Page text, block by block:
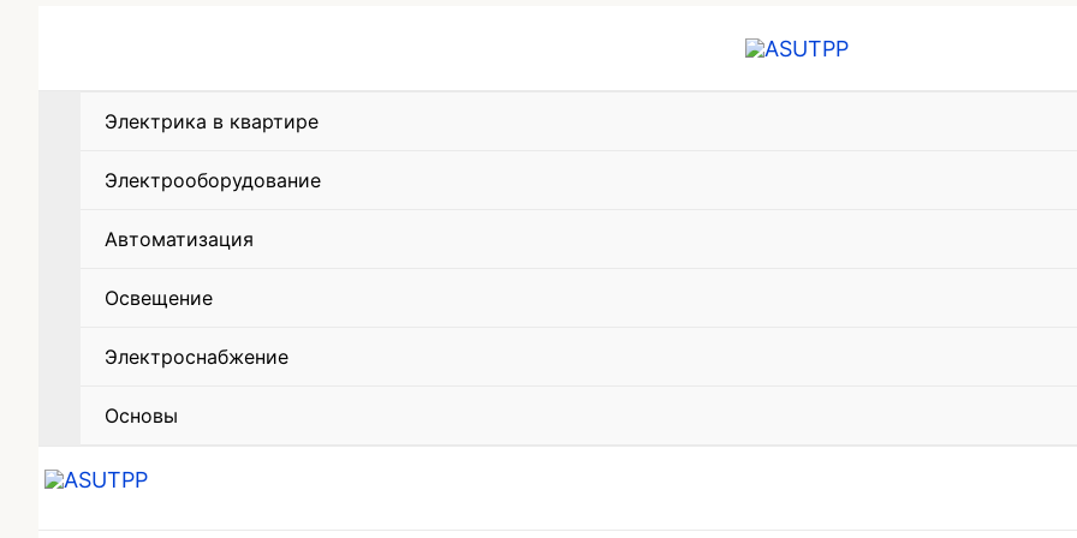
Электрика в квартире
Электрооборудование
Автоматизация
Освещение
Электроснабжение
Основы